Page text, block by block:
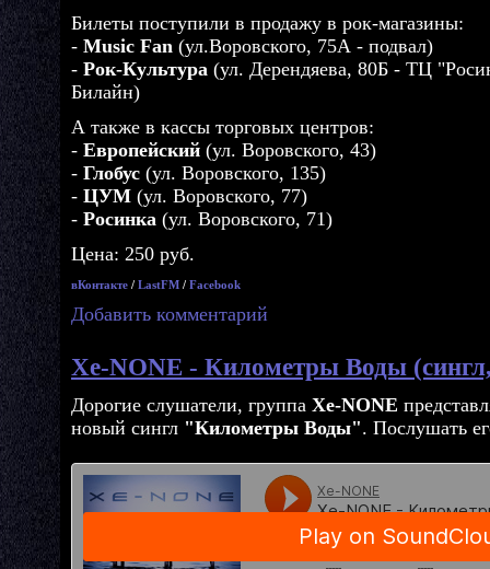
Билеты поступили в продажу в рок-магазины:
- Music Fan (ул.Воровского, 75А - подвал)
- Рок-Культура (ул. Дерендяева, 80Б - ТЦ
Билайн)
А также в кассы торговых центров:
- Европейский (ул. Воровского, 43)
- Глобус (ул. Воровского, 135)
- ЦУМ (ул. Воровского, 77)
- Росинка (ул. Воровского, 71)
Цена: 250 руб.
вКонтакте / LastFM / Facebook
Добавить комментарий
Xe-NONE - Километры Воды
Дорогие слушатели, группа Xe-NONE
новый сингл "Километры Воды". Послушать